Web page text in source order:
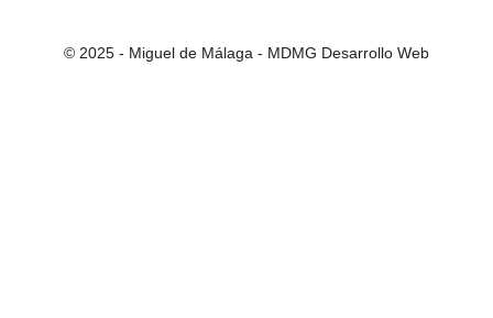
© 2025 - Miguel de Málaga - MDMG Desarrollo Web